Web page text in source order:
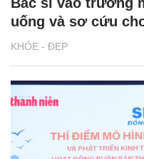
KHỎE - ĐẸP
uống và sơ cứu